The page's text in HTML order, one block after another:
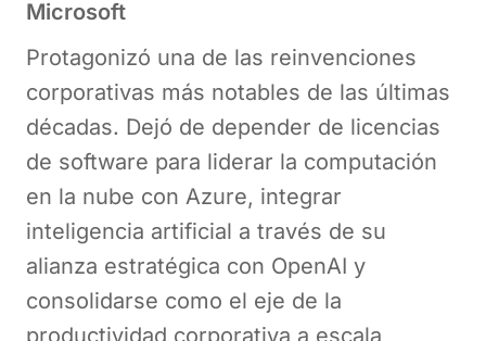
Microsoft
Protagonizó una de las reinvenciones
corporativas más notables de las últimas
décadas. Dejó de depender de licencias
de software para liderar la computación
en la nube con Azure, integrar
inteligencia artificial a través de su
alianza estratégica con OpenAI y
consolidarse como el eje de la
productividad corporativa a escala